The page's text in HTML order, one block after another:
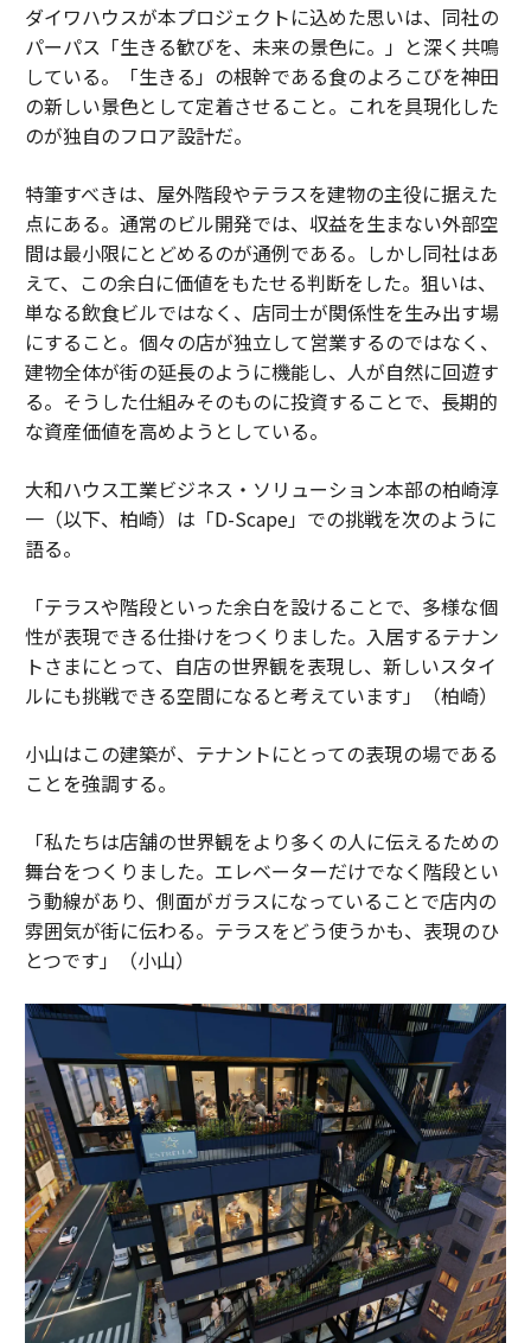
ダイワハウスが本プロジェクトに込めた思いは、同社の
パーパス「生きる歓びを、未来の景色に。」と深く共鳴
している。「生きる」の根幹である食のよろこびを神田
の新しい景色として定着させること。これを具現化した
のが独自のフロア設計だ。
特筆すべきは、屋外階段やテラスを建物の主役に据えた
点にある。通常のビル開発では、収益を生まない外部空
間は最小限にとどめるのが通例である。しかし同社はあ
えて、この余白に価値をもたせる判断をした。狙いは、
単なる飲食ビルではなく、店同士が関係性を生み出す場
にすること。個々の店が独立して営業するのではなく、
建物全体が街の延長のように機能し、人が自然に回遊す
る。そうした仕組みそのものに投資することで、長期的
な資産価値を高めようとしている。
大和ハウス工業ビジネス・ソリューション本部の柏崎淳
一（以下、柏崎）は「D-Scape」での挑戦を次のように
語る。
「テラスや階段といった余白を設けることで、多様な個
性が表現できる仕掛けをつくりました。入居するテナン
トさまにとって、自店の世界観を表現し、新しいスタイ
ルにも挑戦できる空間になると考えています」（柏崎）
小山はこの建築が、テナントにとっての表現の場である
ことを強調する。
「私たちは店舗の世界観をより多くの人に伝えるための
舞台をつくりました。エレベーターだけでなく階段とい
う動線があり、側面がガラスになっていることで店内の
雰囲気が街に伝わる。テラスをどう使うかも、表現のひ
とつです」（小山）